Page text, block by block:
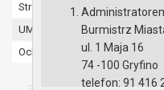
Strona główna
UMiG - telefony wewnętrzne
Ochrona danych osobowych
Urząd Miasta i Gminy w
Burmistrz
ul. 1 Maja 16
74 -100 Gryfino
telefon: 91 416